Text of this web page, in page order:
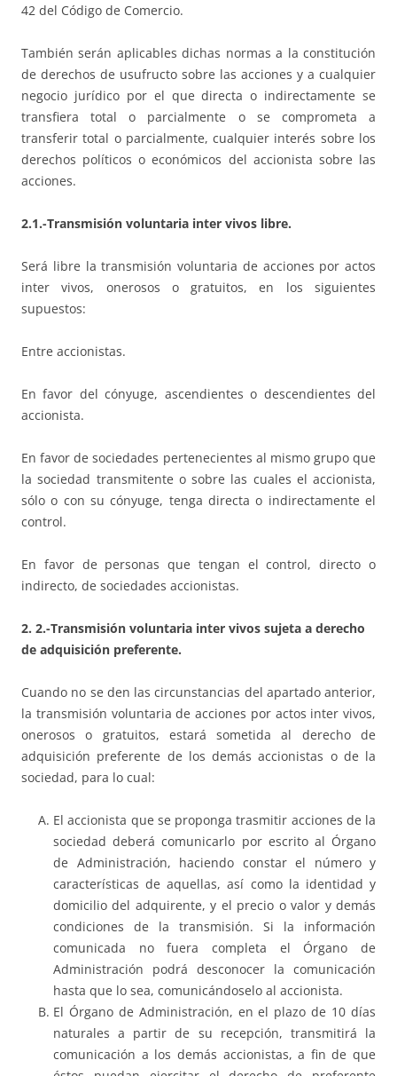
42 del Código de Comercio.
También serán aplicables dichas normas a la constitución
de derechos de usufructo sobre las acciones y a cualquier
negocio jurídico por el que directa o indirectamente se
transfiera total o parcialmente o se comprometa a
transferir total o parcialmente, cualquier interés sobre los
derechos políticos o económicos del accionista sobre las
acciones.
2.1.-Transmisión voluntaria inter vivos libre.
Será libre la transmisión voluntaria de acciones por actos
inter vivos, onerosos o gratuitos, en los siguientes
supuestos:
Entre accionistas.
En favor del cónyuge, ascendientes o descendientes del
accionista.
En favor de sociedades pertenecientes al mismo grupo que
la sociedad transmitente o sobre las cuales el accionista,
sólo o con su cónyuge, tenga directa o indirectamente el
control.
En favor de personas que tengan el control, directo o
indirecto, de sociedades accionistas.
2. 2.-Transmisión voluntaria inter vivos sujeta a derecho
de adquisición preferente.
Cuando no se den las circunstancias del apartado anterior,
la transmisión voluntaria de acciones por actos inter vivos,
onerosos o gratuitos, estará sometida al derecho de
adquisición preferente de los demás accionistas o de la
sociedad, para lo cual:
El accionista que se proponga trasmitir acciones de la
sociedad deberá comunicarlo por escrito al Órgano
de Administración, haciendo constar el número y
características de aquellas, así como la identidad y
domicilio del adquirente, y el precio o valor y demás
condiciones de la transmisión. Si la información
comunicada no fuera completa el Órgano de
Administración podrá desconocer la comunicación
hasta que lo sea, comunicándoselo al accionista.
El Órgano de Administración, en el plazo de 10 días
naturales a partir de su recepción, transmitirá la
comunicación a los demás accionistas, a fin de que